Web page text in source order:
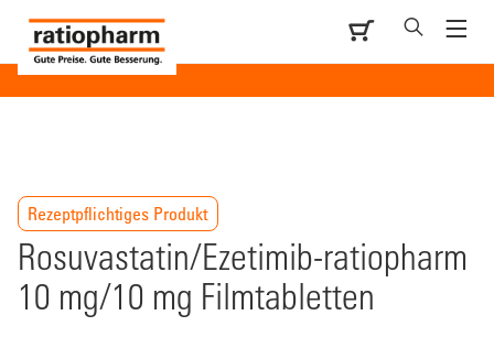
Rezeptpflichtiges Produkt
Rosuvastatin/Ezetimib-ratiopharm
10 mg/10 mg Filmtabletten